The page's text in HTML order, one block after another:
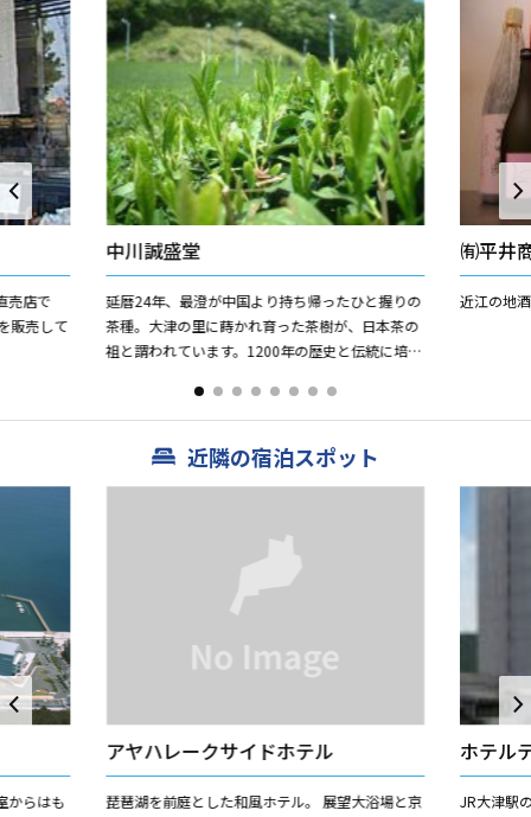
売店で
販売して
中川誠盛堂
延暦24年、最澄が中国より持ち帰ったひと握りの
茶種。大津の里に蒔かれ育った茶樹が、日本茶の
祖と謂われています。1200年の歴史と伝統に培わ
全国の愛飲家にご好...
㈲平井
近江の地
近隣の宿泊スポット
からはも
アヤハレークサイドホテル
琵琶湖を前庭とした和風ホテル。 展望大浴場と京
ホテル
JR大津駅